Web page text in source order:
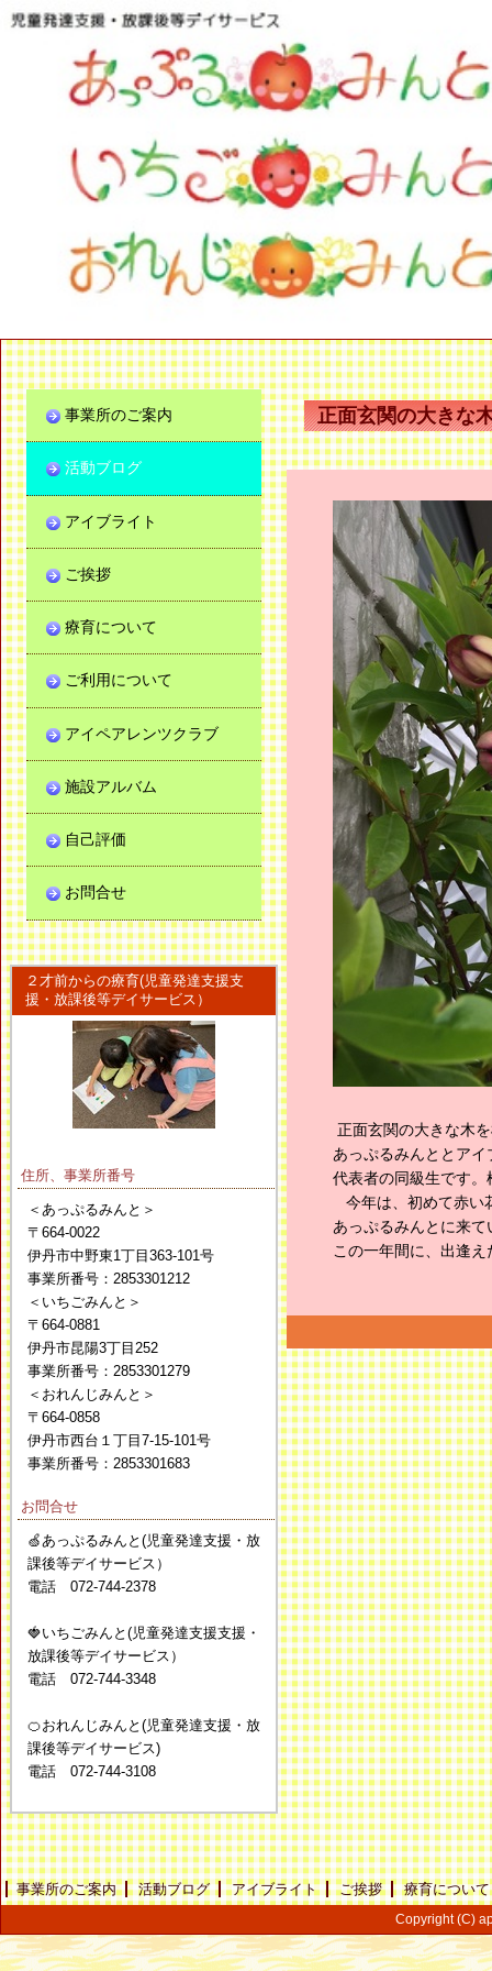
正面玄関の大きな
正面玄関の大きな木
あっぷるみんととア
代表者の同級生です
今年は、初めて赤い
あっぷるみんとに来
この一年間に、出逢
事業所のご案内
活動ブログ
アイブライト
ご挨拶
療育について
ご利用について
アイペアレンツクラブ
施設アルバム
自己評価
お問合せ
２才前からの療育(児童発達支援支
援・放課後等デイサービス）
住所、事業所番号
＜あっぷるみんと＞
〒664-0022
伊丹市中野東1丁目363-101号
事業所番号：2853301212
＜いちごみんと＞
〒664-0881
伊丹市昆陽3丁目252
事業所番号：2853301279
＜おれんじみんと＞
〒664-0858
伊丹市西台１丁目7-15-101号
事業所番号：2853301683
お問合せ
🍏あっぷるみんと(児童発達支援・放
課後等デイサービス）
電話 072-744-2378
🍓いちごみんと(児童発達支援支援・
放課後等デイサービス）
電話 072-744-3348
🍊おれんじみんと(児童発達支援・放
課後等デイサービス)
電話 072-744-3108
事業所のご案内 活動ブログ アイブライト ご挨拶 療育について
Copyright (C)